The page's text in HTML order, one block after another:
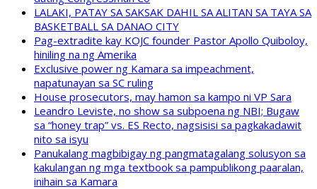
LALAKI, PATAY SA SAKSAK DAHIL SA ALITAN SA TAYA SA
BASKETBALL SA DANAO CITY
Pag-extradite kay KOJC founder Pastor Apollo Quiboloy,
hiniling na ng Amerika
Exclusive power ng Kamara sa impeachment,
napatunayan sa SC ruling
House prosecutors, may hamon sa kampo ni VP Sara
Leandro Leviste, no show sa subpoena ng NBI; Bugaw
sa “honey trap” vs. ES Recto, nagsisisi sa pagkakadawit
nito sa isyu
Panukalang magbibigay ng pangmatagalang solusyon sa
kakulangan ng mga textbook sa pampublikong paaralan,
inihain sa Kamara